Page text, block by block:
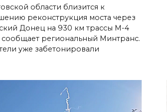
области близится к
реконструкция моста через
Донец на 930 км трассы М-4
сообщает региональный Минтранс.
уже забетонировали